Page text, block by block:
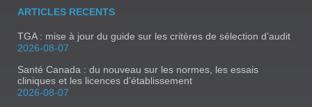
ARTICLES RECENTS
TGA : mise à jour du guide sur les critères de sélection d’audit
2026-08-07
Santé Canada : du nouveau sur les normes, les essais
cliniques et les licences d’établissement
2026-08-07